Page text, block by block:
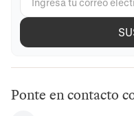
Ponte en contacto